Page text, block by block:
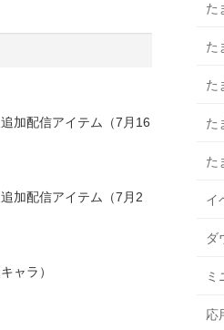
加配信アイテム（7月16
加配信アイテム（7月2
ャラ）
た
た
た
た
た
イ
ダ
ミ
応